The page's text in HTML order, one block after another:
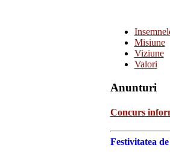
Misiune
Viziune
Valori
Anunturi
Concurs
Festivitatea